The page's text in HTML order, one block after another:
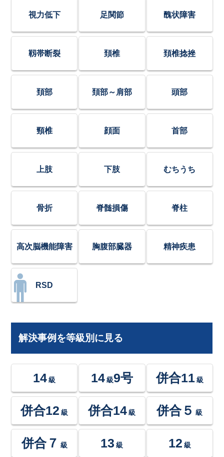
視力低下 足関節 醜状障害
靱帯断裂 頚椎 頚椎捻挫
頚部 頚部～肩部 頭部
頸椎 顔面 首部
上肢 下肢 むちうち
骨折 脊髄損傷 脊柱
高次脳機能障害 胸腹部臓器 精神疾患
RSD
解決事例を等級別に見る
14 級 14級9号 併合11 級
併合12 級 併合14 級 併合５ 級
併合７ 級 13 級 12 級